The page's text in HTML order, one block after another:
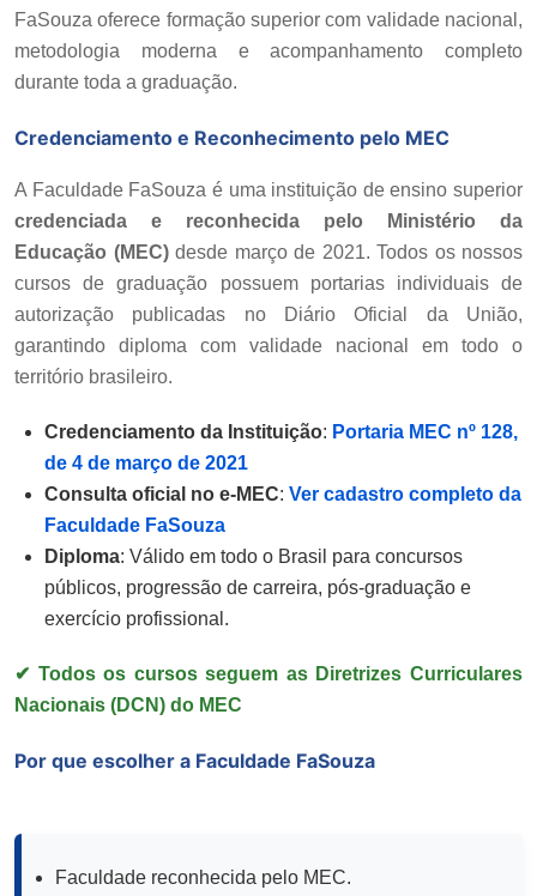
FaSouza oferece formação superior com validade nacional,
metodologia moderna e acompanhamento completo
durante toda a graduação.
Credenciamento e Reconhecimento pelo MEC
A Faculdade FaSouza é uma instituição de ensino superior
credenciada e reconhecida pelo Ministério da
Educação (MEC)desde março de 2021. Todos os nossos
cursos de graduação possuem portarias individuais de
autorização publicadas no Diário Oficial da União,
garantindo diploma com validade nacional em todo o
território brasileiro.
Credenciamento da Instituição: Portaria MEC nº 128,
de 4 de março de 2021
Consulta oficial no e-MEC: Ver cadastro completo da
Faculdade FaSouza
Diploma: Válido em todo o Brasil para concursos
públicos, progressão de carreira, pós-graduação e
exercício profissional.
✔ Todos os cursos seguem as Diretrizes Curriculares
Nacionais (DCN) do MEC
Por que escolher a Faculdade FaSouza
Faculdade reconhecida pelo MEC.